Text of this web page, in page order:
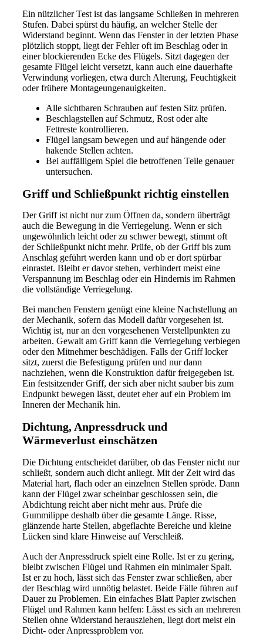
Ein nützlicher Test ist das langsame Schließen in mehreren
Stufen. Dabei spürst du häufig, an welcher Stelle der
Widerstand beginnt. Wenn das Fenster in der letzten Phase
plötzlich stoppt, liegt der Fehler oft im Beschlag oder in
einer blockierenden Ecke des Flügels. Sitzt dagegen der
gesamte Flügel leicht versetzt, kann auch eine dauerhafte
Verwindung vorliegen, etwa durch Alterung, Feuchtigkeit
oder frühere Montageungenauigkeiten.
Alle sichtbaren Schrauben auf festen Sitz prüfen.
Beschlagstellen auf Schmutz, Rost oder alte
Fettreste kontrollieren.
Flügel langsam bewegen und auf hängende oder
hakende Stellen achten.
Bei auffälligem Spiel die betroffenen Teile genauer
untersuchen.
Griff und Schließpunkt richtig einstellen
Der Griff ist nicht nur zum Öffnen da, sondern überträgt
auch die Bewegung in die Verriegelung. Wenn er sich
ungewöhnlich leicht oder zu schwer bewegt, stimmt oft
der Schließpunkt nicht mehr. Prüfe, ob der Griff bis zum
Anschlag geführt werden kann und ob er dort spürbar
einrastet. Bleibt er davor stehen, verhindert meist eine
Verspannung im Beschlag oder ein Hindernis im Rahmen
die vollständige Verriegelung.
Bei manchen Fenstern genügt eine kleine Nachstellung an
der Mechanik, sofern das Modell dafür vorgesehen ist.
Wichtig ist, nur an den vorgesehenen Verstellpunkten zu
arbeiten. Gewalt am Griff kann die Verriegelung verbiegen
oder den Mitnehmer beschädigen. Falls der Griff locker
sitzt, zuerst die Befestigung prüfen und nur dann
nachziehen, wenn die Konstruktion dafür freigegeben ist.
Ein festsitzender Griff, der sich aber nicht sauber bis zum
Endpunkt bewegen lässt, deutet eher auf ein Problem im
Inneren der Mechanik hin.
Dichtung, Anpressdruck und
Wärmeverlust einschätzen
Die Dichtung entscheidet darüber, ob das Fenster nicht nur
schließt, sondern auch dicht anliegt. Mit der Zeit wird das
Material hart, flach oder an einzelnen Stellen spröde. Dann
kann der Flügel zwar scheinbar geschlossen sein, die
Abdichtung reicht aber nicht mehr aus. Prüfe die
Gummilippe deshalb über die gesamte Länge. Risse,
glänzende harte Stellen, abgeflachte Bereiche und kleine
Lücken sind klare Hinweise auf Verschleiß.
Auch der Anpressdruck spielt eine Rolle. Ist er zu gering,
bleibt zwischen Flügel und Rahmen ein minimaler Spalt.
Ist er zu hoch, lässt sich das Fenster zwar schließen, aber
der Beschlag wird unnötig belastet. Beide Fälle führen auf
Dauer zu Problemen. Ein einfaches Blatt Papier zwischen
Flügel und Rahmen kann helfen: Lässt es sich an mehreren
Stellen ohne Widerstand herausziehen, liegt dort meist ein
Dicht- oder Anpressproblem vor.